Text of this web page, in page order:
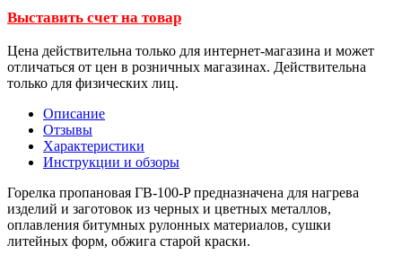
Выставить счет на товар
Цена действительна только для интернет-магазина и может
отличаться от цен в розничных магазинах. Действительна
только для физических лиц.
Описание
Отзывы
Характеристики
Инструкции и обзоры
Горелка пропановая ГВ-100-P предназначена для нагрева
изделий и заготовок из черных и цветных металлов,
оплавления битумных рулонных материалов, сушки
литейных форм, обжига старой краски.